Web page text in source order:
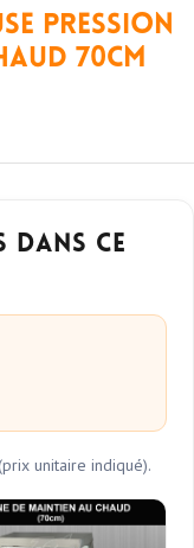
PRESSION
70CM
dans ce
unitaire indiqué).